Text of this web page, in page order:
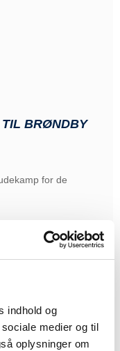
indhold og
medier og til
oplysninger om
TIL BRØNDBY
for de